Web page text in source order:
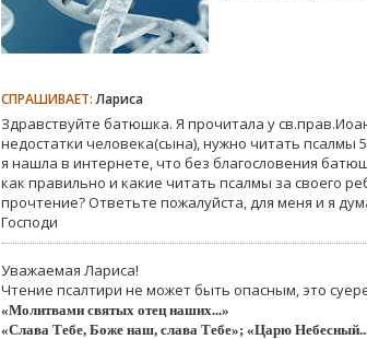
СПРАШИВАЕТ:Лариса
Здравствуйте батюшка. Я прочитала у
недостатки человека(сына), нужно читать псалмы
я нашла в интернете, что без благословения
как правильно и какие читать псалмы за своего
прочтение? Ответьте пожалуйста, для меня и я
Господи
Уважаемая Лариса!
Чтение псалтири не может быть опасным, это
«Молитвами святых отец наших...»
«Слава Тебе, Боже наш, слава Тебе»; «Царю